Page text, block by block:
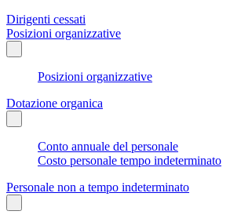
Dirigenti cessati
Posizioni organizzative
Posizioni organizzative
Dotazione organica
Conto annuale del personale
Costo personale tempo indeterminato
Personale non a tempo indeterminato